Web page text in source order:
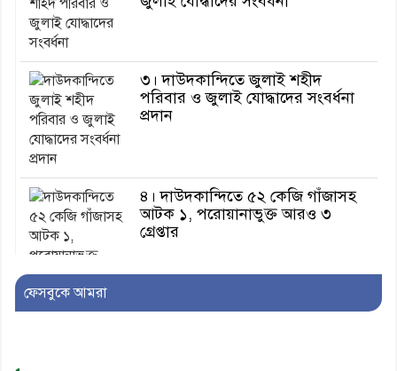
৩। দাউদকান্দিতে জুলাই শহীদ
পরিবার ও জুলাই যোদ্ধাদের সংবর্ধনা
প্রদান
৪। দাউদকান্দিতে ৫২ কেজি গাঁজাসহ
আটক ১, পরোয়ানাভুক্ত আরও ৩
গ্রেপ্তার
৫। মেঘনা উপজেলা বিএনপির নতুন
ফেসবুকে আমরা